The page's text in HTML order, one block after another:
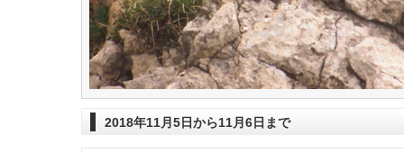
2018年11月5日から11月6日まで